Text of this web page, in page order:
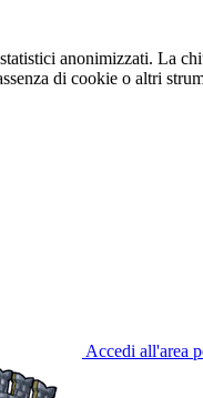
anonimizzati. La
di cookie o altri
Accedi all'area